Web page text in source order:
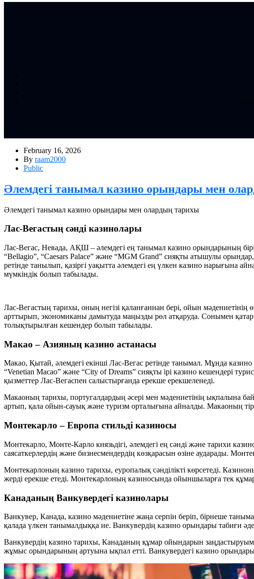
February 16, 2026
By raam2000
Public
Әлемдегі танымал казино орындары мен
Әлемдегі танымал казино орындары мен олардың тарихы
Лас-Вегастың сәнді казинолары
Лас-Вегас, Невада, АҚШ – әлемдегі ең танымал казино орындарының
“Bellagio”, “Caesars Palace” және “MGM Grand” сияқты атышулы
ретінде танылып, қазіргі уақытта әлемдегі ең үлкен казино нарығына
мүмкіндік болып табылады.
Лас-Вегастың тарихы, оның негізі қаланғаннан бері, ойын мәдениетінің
арттырып, экономиканы дамытуда маңызды рөл атқаруда. Сонымен
толықтырылған кешендер болып табылады.
Макао – Азияның казино астанасы
Макао, Қытай, әлемдегі екінші Лас-Вегас ретінде танымал. Мұнда
“Venetian Macao” және “City of Dreams” сияқты ірі казино кешендері
қызметтер Лас-Вегаспен салыстырғанда ерекше ерекшеленеді.
Макаоның тарихы, португалдардың әсері мен мәдениетінің ықпалына
артып, қала ойын-сауық және туризм орталығына айналды. Макаоның
Монтекарло – Европа стильді казиносы
Монтекарло, Монте-Карло князьдігі, әлемдегі ең сәнді және тарихи
саясаткерлердің және бизнесмендердің көзқарасын өзіне аударады.
Монтекарлоның казино тарихы, еуропалық сәнділікті көрсетеді.
жерді ерекше етеді. Монтекарлоның казиносында ойыншыларға тек
Канаданың Ванкувердегі казинолары
Ванкувер, Канада, казино мәдениетіне жаңа серпін беріп, бірнеше
қалада үлкен танымалдыққа ие. Ванкувердің казино орындары табиғи
Ванкувердің казино тарихы, Канаданың құмар ойындарын
жұмыс орындарының артуына ықпал етті. Ванкувердегі казино